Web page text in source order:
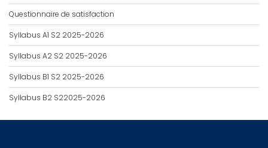
Questionnaire de satisfaction
Syllabus A1 S2 2025-2026
Syllabus A2 S2 2025-2026
Syllabus B1 S2 2025-2026
Syllabus B2 S22025-2026